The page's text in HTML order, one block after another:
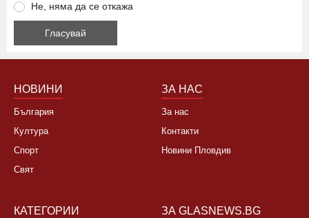
Не, няма да се откажа
НОВИНИ
България
Култура
Спорт
Свят
ЗА НАС
За нас
Контакти
Новини Пловдив
КАТЕГОРИИ ЗА GLASNEWS.BG